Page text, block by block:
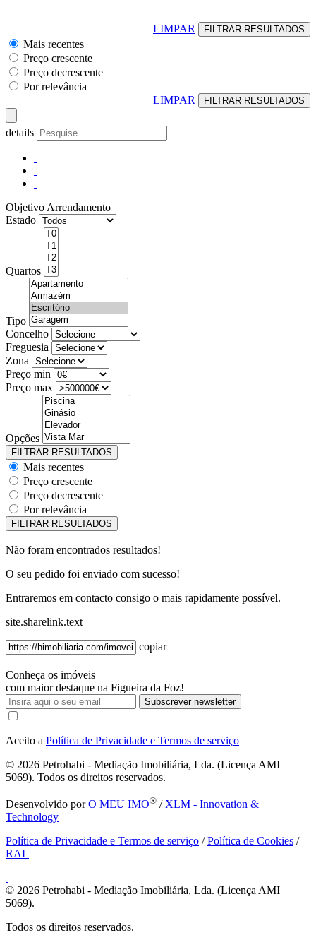
LIMPAR
Mais recentes
Preço crescente
Preço decrescente
Por relevância
LIMPAR
details
Objetivo Arrendamento
Estado
Quartos
Tipo
Concelho
Freguesia
Zona
Preço min
Preço max
Opções
Mais recentes
Preço crescente
Preço decrescente
Por relevância
Não foram encontrados resultados!
O seu pedido foi enviado com sucesso!
Entraremos em contacto consigo o mais rapidamente possível.
site.sharelink.text
copiar
Conheça os imóveis
com maior destaque na Figueira da Foz!
Subscrever newsletter
Aceito a Política de Privacidade e Termos de serviço
© 2026 Petrohabi - Mediação Imobiliária, Lda. (Licença AMI
5069). Todos os direitos reservados.
Desenvolvido porO MEU IMO® / XLM - Innovation &
Technology
Política de Privacidade e Termos de serviço /Política de Cookies /
RAL
© 2026 Petrohabi - Mediação Imobiliária, Lda. (Licença AMI
5069).
Todos os direitos reservados.